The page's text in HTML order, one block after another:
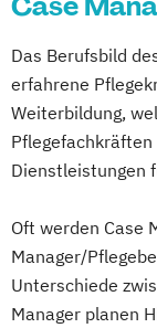
Schwerin
Villingen-
Würzburg
Case-
Fachkraft
Anästhesie
Fachkraft
Palliative
Das Berufsbild
erfahrene
Weiterbildung,
Dienstleistungen
Oft werden Case
Manager/
Unterschiede
Manager planen